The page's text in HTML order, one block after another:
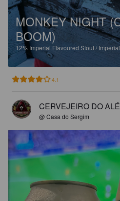
MONKEY NIGHT
BOOM)
12% Imperial Flavoured Stout /
4.1
CERVEJEIRO DO
@ Casa do Sergim